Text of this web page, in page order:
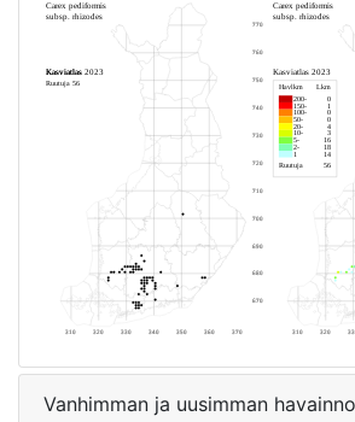
Vanhimman ja uusimman